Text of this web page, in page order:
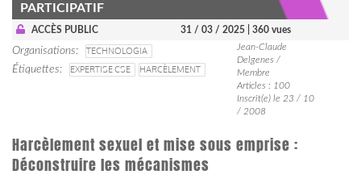
PARTICIPATIF
ACCÈS PUBLIC 31 / 03 / 2025 | 360 vues
Organisations
TECHNOLOGIA
Étiquettes
EXPERTISE CSE HARCÈLEMENT
Jean-Claude
Delgenes /
Membre
Articles : 100
Inscrit(e) le 23 / 10
/ 2008
Harcèlement sexuel et mise sous emprise :
Déconstruire les mécanismes